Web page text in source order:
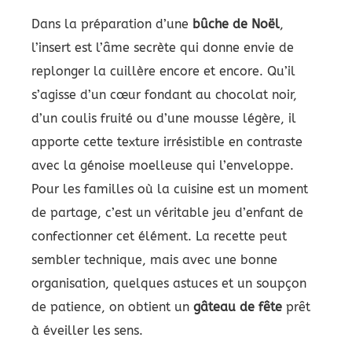
Dans la préparation d’une bûche de Noël,
l’insert est l’âme secrète qui donne envie de
replonger la cuillère encore et encore. Qu’il
s’agisse d’un cœur fondant au chocolat noir,
d’un coulis fruité ou d’une mousse légère, il
apporte cette texture irrésistible en contraste
avec la génoise moelleuse qui l’enveloppe.
Pour les familles où la cuisine est un moment
de partage, c’est un véritable jeu d’enfant de
confectionner cet élément. La recette peut
sembler technique, mais avec une bonne
organisation, quelques astuces et un soupçon
de patience, on obtient un gâteau de fête prêt
à éveiller les sens.